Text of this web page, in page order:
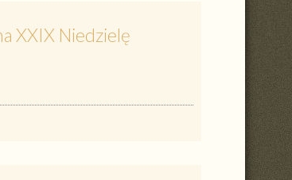
XXIX Niedzielę